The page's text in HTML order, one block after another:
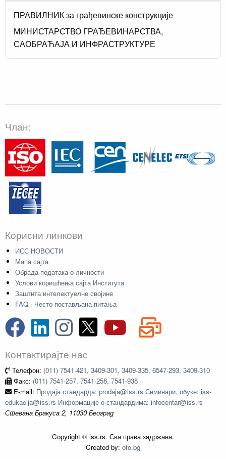
ПРАВИЛНИК за грађевинске конструкције
МИНИСТАРСТВО ГРАЂЕВИНАРСТВА,
САОБРАЋАЈА И ИНФРАСТРУКТУРЕ
Члан:
Корисни линкови
ИСС НОВОСТИ
Мапа сајта
Обрада података о личности
Услови коришћења сајта Института
Заштита интелектуелне својине
FAQ - Често постављана питања
Контактирајте нас
Телефон: (011) 7541-421, 3409-301, 3409-335, 6547-293, 3409-310
Факс: (011) 7541-257, 7541-258, 7541-938
E-mail: Продаја стандарда: prodaja@iss.rs Семинари, обуке: iss-
edukacija@iss.rs Информације о стандардима: infocentar@iss.rs
Стевана Бракуса 2, 11030 Београд
Copyright © iss.rs. Сва права задржана.
Created by: oto.bg